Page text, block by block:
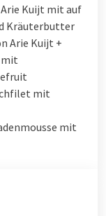
Arie Kuijt mit auf
Kräuterbutter
Arie Kuijt +
mit
mit